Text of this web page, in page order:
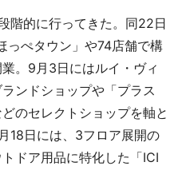
階的に行ってきた。同22日
っぺタウン」や74店舗で構
。9月3日にはルイ・ヴィ
ンドショップや「プラス
のセレクトショップを軸と
18日には、3フロア展開の
ドア用品に特化した「ICI